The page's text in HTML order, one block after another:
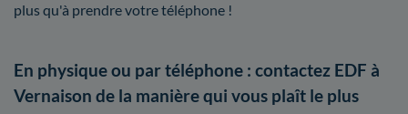
plus qu'à prendre votre téléphone !
En physique ou par téléphone : contactez EDF à
Vernaison de la manière qui vous plaît le plus